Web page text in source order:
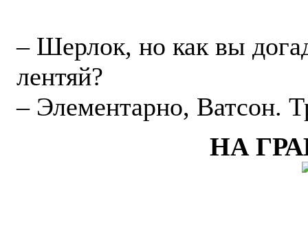
– Шерлок, но как вы
лентяй?
– Элементарно, Ватсон.
НА